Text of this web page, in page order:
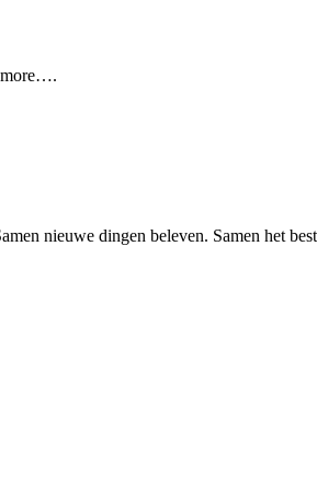
more….
nieuwe dingen beleven. Samen het